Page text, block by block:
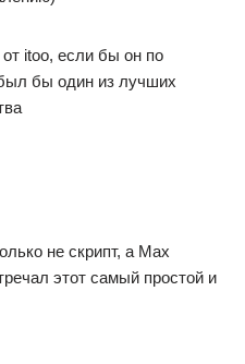
itoo, если бы он по
бы один из лучших
не скрипт, а Max
этот самый простой и